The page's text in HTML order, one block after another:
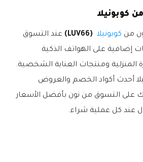
كوبونيلا
من كوبونيلا (LUV66)
عند التسوق
على الهواتف الذكية
المنزلية ومنتجات العناية الشخصية.
أحدث أكواد الخصم والعروض
على التسوق من نون بأفضل الأسعار
عند كل عملية شراء.